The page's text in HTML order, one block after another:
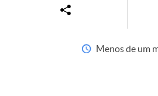
Menos de um